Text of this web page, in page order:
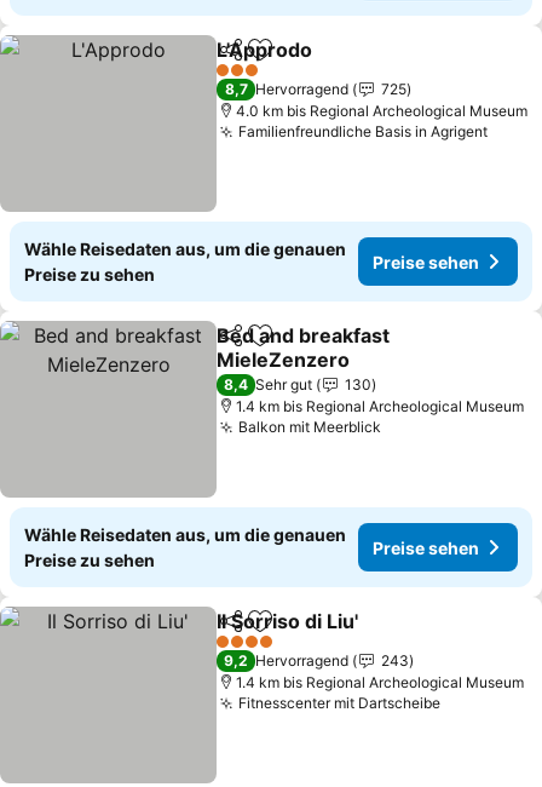
TeilenZu Favoriten hinzufügen
L'Approdo
3 Sterne
8,7 Hervorragend
725
4.0 km bis Regional Archeological Museum
Familienfreundliche Basis in Agrigent
Wähle Reisedaten aus, um die genauen
Preise zu sehen
Preise sehen
TeilenZu Favoriten hinzufügen
Bed and breakfast
MieleZenzero
8,4 Sehr gut
130
1.4 km bis Regional Archeological Museum
Balkon mit Meerblick
Wähle Reisedaten aus, um die genauen
Preise zu sehen
Preise sehen
TeilenZu Favoriten hinzufügen
Il Sorriso di Liu'
4 Sterne
9,2 Hervorragend
243
1.4 km bis Regional Archeological Museum
Fitnesscenter mit Dartscheibe